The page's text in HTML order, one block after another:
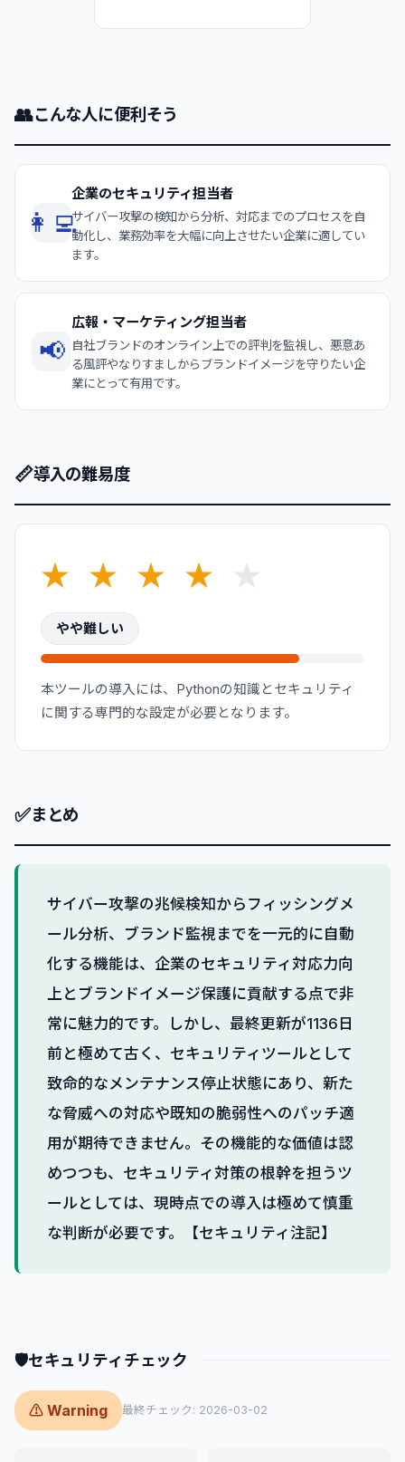
👥こんな人に便利そう
👩‍💻
企業のセキュリティ担当者
サイバー攻撃の検知から分析、対応までのプロセスを自
動化し、業務効率を大幅に向上させたい企業に適してい
ます。
📢
広報・マーケティング担当者
自社ブランドのオンライン上での評判を監視し、悪意あ
る風評やなりすましからブランドイメージを守りたい企
業にとって有用です。
📏導入の難易度
★ ★ ★ ★ ★
やや難しい
本ツールの導入には、Pythonの知識とセキュリティ
に関する専門的な設定が必要となります。
✅まとめ
サイバー攻撃の兆候検知からフィッシングメ
ール分析、ブランド監視までを一元的に自動
化する機能は、企業のセキュリティ対応力向
上とブランドイメージ保護に貢献する点で非
常に魅力的です。しかし、最終更新が1136日
前と極めて古く、セキュリティツールとして
致命的なメンテナンス停止状態にあり、新た
な脅威への対応や既知の脆弱性へのパッチ適
用が期待できません。その機能的な価値は認
めつつも、セキュリティ対策の根幹を担うツ
ールとしては、現時点での導入は極めて慎重
な判断が必要です。【セキュリティ注記】
🛡セキュリティチェック
⚠ Warning 最終チェック: 2026-03-02